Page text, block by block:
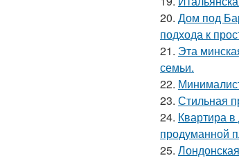
20. Дом под
подхода к
21. Эта
семьи.
22.
23. Стильная
24. Квартира
продуманной
25.